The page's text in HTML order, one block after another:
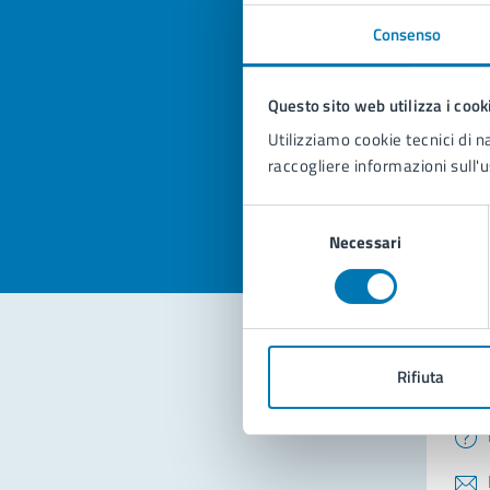
Consenso
Questo sito web utilizza i
Utilizziamo cookie tecnici di
raccogliere informazioni
Necessari
Rifiuta
Valuta la